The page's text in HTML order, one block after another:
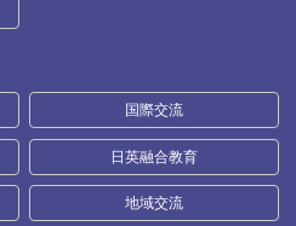
国際交流
日英融合教育
地域交流